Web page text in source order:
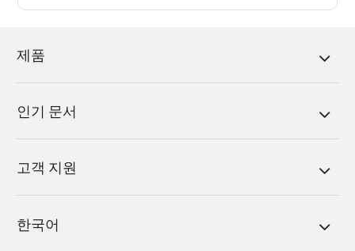
제품
인기 문서
고객 지원
한국어